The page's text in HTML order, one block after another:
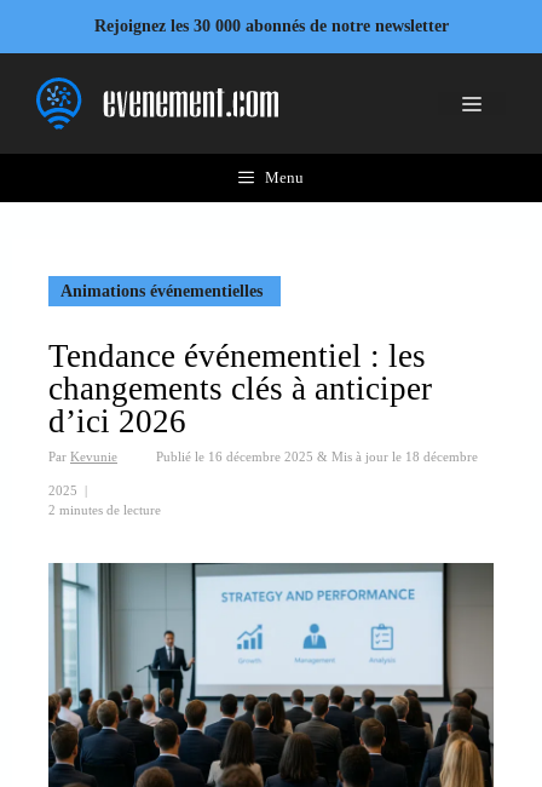
contenu
Rejoignez les 30 000 abonnés de notre newsletter
Menu
Menu
Animations événementielles
Tendance événementiel : les
changements clés à anticiper
d’ici 2026
Par Kevunie Publié le 16 décembre 2025 & Mis à jour le 18 décembre
2025 |
2 minutes de lecture